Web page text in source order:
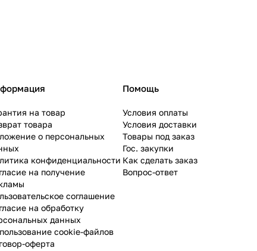
на товар
товара
о персональных
конфиденциальности
на получение
соглашение
на обработку
данных
cookie-файлов
оферта
Помощь
Условия оплаты
Условия доставки
Товары под заказ
Гос. закупки
Как сделать заказ
Вопрос-ответ